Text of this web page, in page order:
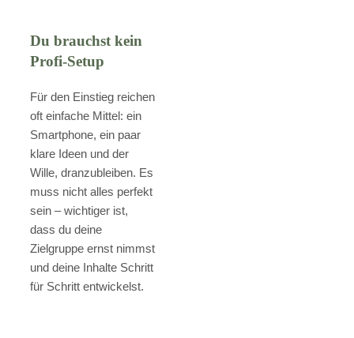
Du brauchst kein
Profi-Setup
Für den Einstieg reichen
oft einfache Mittel: ein
Smartphone, ein paar
klare Ideen und der
Wille, dranzubleiben. Es
muss nicht alles perfekt
sein – wichtiger ist,
dass du deine
Zielgruppe ernst nimmst
und deine Inhalte Schritt
für Schritt entwickelst.